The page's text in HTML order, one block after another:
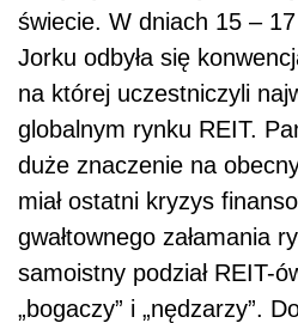
świecie. W dniach 15 –
Jorku odbyła się
na której uczestniczyli
globalnym rynku REIT.
duże znaczenie na
miał ostatni kryzys
gwałtownego załamania
samoistny podział REIT-
„bogaczy” i „nędzarzy”.